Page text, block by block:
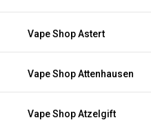
Vape Shop Astert
Vape Shop Attenhausen
Vape Shop Atzelgift